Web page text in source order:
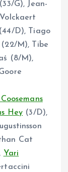
(33/G), Jean-
D), Tiago
M), Tibe
(8/M),
Hey (3/D),
Cat
Yari